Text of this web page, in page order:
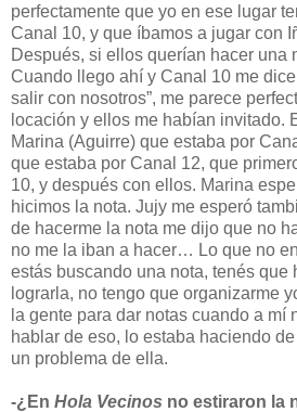
perfectamente que yo en ese lugar
Canal 10, y que íbamos a jugar con
Después, si ellos querían hacer una
Cuando llego ahí y Canal 10 me
salir con nosotros”, me parece
locación y ellos me habían invitado.
Marina (Aguirre) que estaba por
que estaba por Canal 12, que
10, y después con ellos. Marina
hicimos la nota. Jujy me esperó
de hacerme la nota me dijo que no
no me la iban a hacer… Lo que no
estás buscando una nota, tenés que
lograrla, no tengo que organizarme
la gente para dar notas cuando a mí
hablar de eso, lo estaba haciendo
un problema de ella.
-¿En Hola Vecinos no estiraron la